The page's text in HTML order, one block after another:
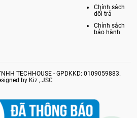
Chính sách
đổi trả
Chính sách
bảo hành
TECHHOUSE - GPDKKD: 0109059883.
by Kiz ,.JSC